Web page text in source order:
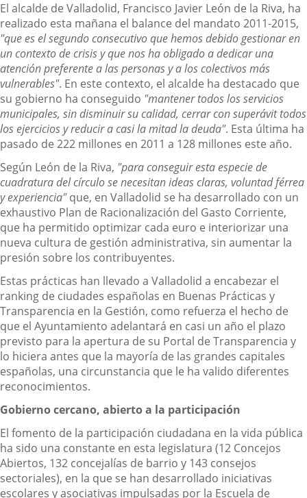
El alcalde de Valladolid, Francisco Javier León de la Riva, ha
realizado esta mañana el balance del mandato 2011-2015,
"que es el segundo consecutivo que hemos debido gestionar en
un contexto de crisis y que nos ha obligado a dedicar una
atención preferente a las personas y a los colectivos más
vulnerables". En este contexto, el alcalde ha destacado que
su gobierno ha conseguido "mantener todos los servicios
municipales, sin disminuir su calidad, cerrar con superávit todos
los ejercicios y reducir a casi la mitad la deuda". Esta última ha
pasado de 222 millones en 2011 a 128 millones este año.
Según León de la Riva, "para conseguir esta especie de
cuadratura del círculo se necesitan ideas claras, voluntad férrea
y experiencia"que, en Valladolid se ha desarrollado con un
exhaustivo Plan de Racionalización del Gasto Corriente,
que ha permitido optimizar cada euro e interiorizar una
nueva cultura de gestión administrativa, sin aumentar la
presión sobre los contribuyentes.
Estas prácticas han llevado a Valladolid a encabezar el
ranking de ciudades españolas en Buenas Prácticas y
Transparencia en la Gestión, como refuerza el hecho de
que el Ayuntamiento adelantará en casi un año el plazo
previsto para la apertura de su Portal de Transparencia y
lo hiciera antes que la mayoría de las grandes capitales
españolas, una circunstancia que le ha valido diferentes
reconocimientos.
Gobierno cercano, abierto a la participación
El fomento de la participación ciudadana en la vida pública
ha sido una constante en esta legislatura (12 Concejos
Abiertos, 132 concejalías de barrio y 143 consejos
sectoriales), en la que se han desarrollado iniciativas
escolares y asociativas impulsadas por la Escuela de